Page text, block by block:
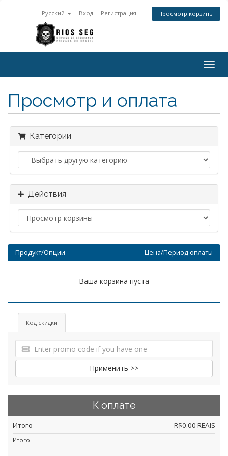
Русский Вход Регистрация Просмотр корзины
Просмотр и оплата
Категории
Действия
Продукт/Опции Цена/Период оплаты
Ваша корзина пуста
Код скидки
Применить >>
К оплате
Итого R$0.00 REAIS
Итого